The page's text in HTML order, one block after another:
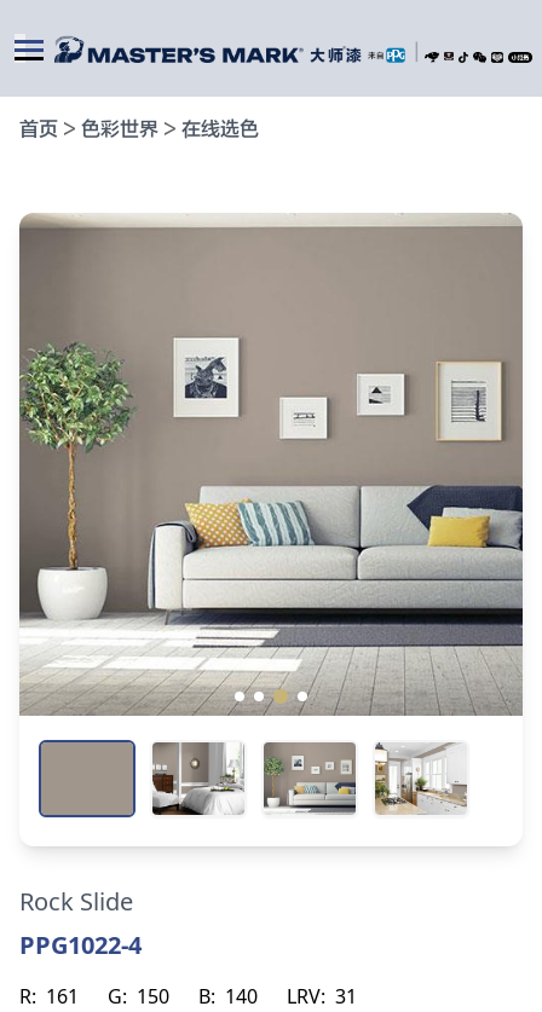
首页 > 色彩世界 > 在线选色
Rock Slide
PPG1022-4
R: 161 G: 150 B: 140 LRV: 31